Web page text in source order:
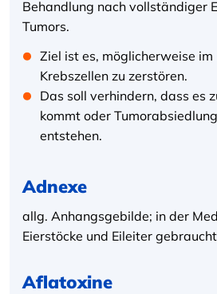
Behandlung nach vollständiger
Tumors.
Ziel ist es, möglicherweise
Krebszellen zu zerstören.
Das soll verhindern, dass es
kommt oder
entstehen.
Adnexe
allg. Anhangsgebilde; in der
Eierstöcke und Eileiter gebraucht
Aflatoxine